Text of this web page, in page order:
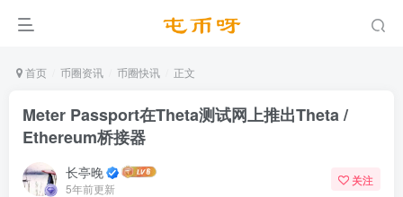
首页 币圈资讯 币圈快讯 正文
Meter Passport在Theta测试网上推出Theta /
Ethereum桥接器
长亭晚
5年前更新
关注